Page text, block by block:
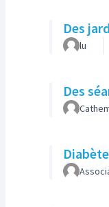
Des
lu
Des